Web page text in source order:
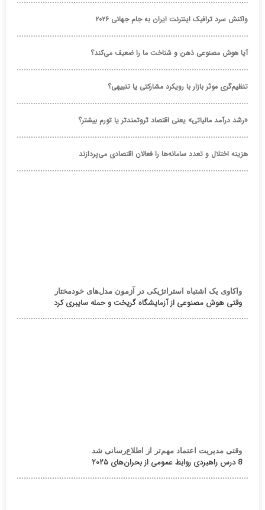
واکنش سرد ترافیک اینترنت ایران به جام جهانی ۲۰۲۶
آیا هوش مصنوعی ذهن و شناخت ما را ضعیف می‌کند؟
تنظیم‌گری موثر بازار با رویکرد مشارکتی یا تنبیهی؟
«رشد درآمد مالیاتی» یعنی اقتصاد ثروتمندتر یا تورم بیشتر؟
هزینه اختلال و تعدد سامانه‌ها را فعالان اقتصادی می‌پردازند
واکاوی یک اشتباه استراتژیکی در آزمون مدل‌های خودمختار
وقتی هوش مصنوعی از آزمایشگاه گریخت و حمله سایبری کرد
وقتی مدیریت اعتماد مهم‌تر از اطلاع‌رسانی شد
8 درس راهبردی روابط عمومی از بحران‌های ۲۰۲۵